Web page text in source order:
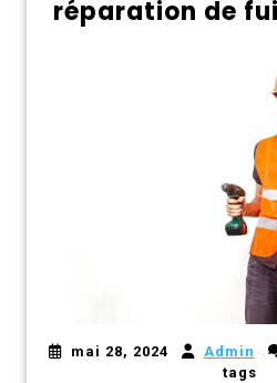
réparation de
mai 28, 2024 Admin
tags